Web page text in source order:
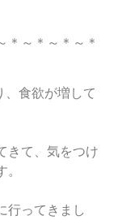
＊～＊～＊～＊
食欲が増して
きて、気をつけ
行ってきまし